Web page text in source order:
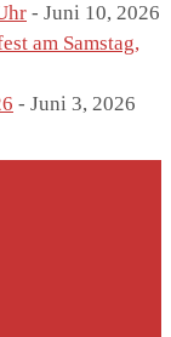
- Juni 10, 2026
am Samstag,
- Juni 3, 2026